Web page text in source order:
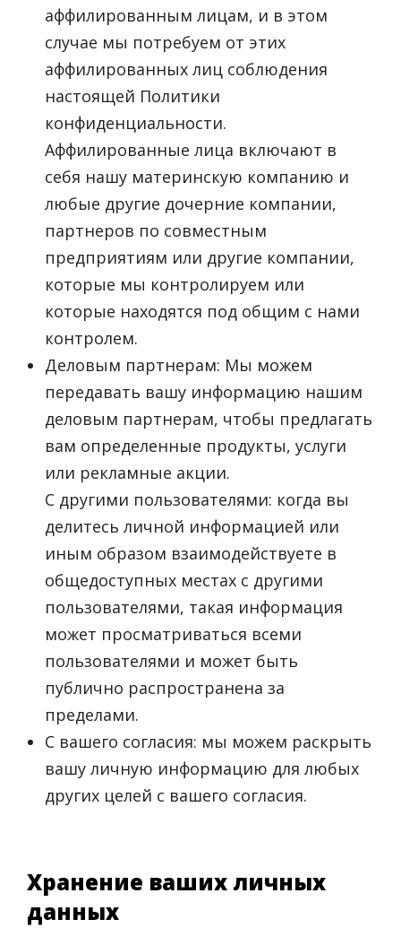
аффилированным лицам, и в этом
случае мы потребуем от этих
аффилированных лиц соблюдения
настоящей Политики
конфиденциальности.
Аффилированные лица включают в
себя нашу материнскую компанию и
любые другие дочерние компании,
партнеров по совместным
предприятиям или другие компании,
которые мы контролируем или
которые находятся под общим с нами
контролем.
Деловым партнерам: Мы можем
передавать вашу информацию нашим
деловым партнерам, чтобы предлагать
вам определенные продукты, услуги
или рекламные акции.
С другими пользователями: когда вы
делитесь личной информацией или
иным образом взаимодействуете в
общедоступных местах с другими
пользователями, такая информация
может просматриваться всеми
пользователями и может быть
публично распространена за
пределами.
С вашего согласия: мы можем раскрыть
вашу личную информацию для любых
других целей с вашего согласия.
Хранение ваших личных
данных